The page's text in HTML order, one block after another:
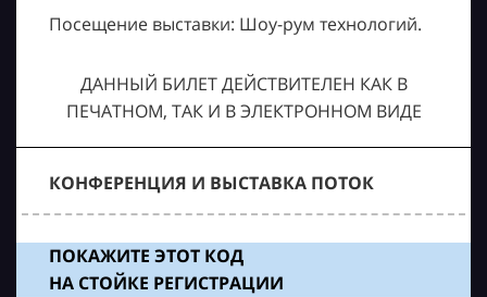
Посещение выставки: Шоу-рум технологий.
ДАННЫЙ БИЛЕТ ДЕЙСТВИТЕЛЕН КАК В
ПЕЧАТНОМ, ТАК И В ЭЛЕКТРОННОМ ВИДЕ
КОНФЕРЕНЦИЯ И ВЫСТАВКА ПОТОК
ПОКАЖИТЕ ЭТОТ КОД
НА СТОЙКЕ РЕГИСТРАЦИИ